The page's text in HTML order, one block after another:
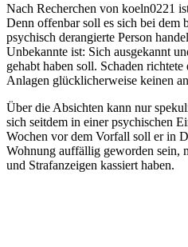
Nach Recherchen von koeln0221
Denn offenbar soll es sich bei dem
psychisch derangierte Person
Unbekannte ist: Sich ausgekannt
gehabt haben soll. Schaden
Anlagen glücklicherweise keinen
Über die Absichten kann nur
sich seitdem in einer psychischen
Wochen vor dem Vorfall soll er in
Wohnung auffällig geworden sein,
und Strafanzeigen kassiert haben.